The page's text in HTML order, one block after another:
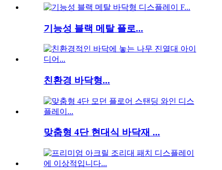
기능성 블랙 메탈 플로...
친환경 바닥형...
맞춤형 4단 현대식 바닥재 ...